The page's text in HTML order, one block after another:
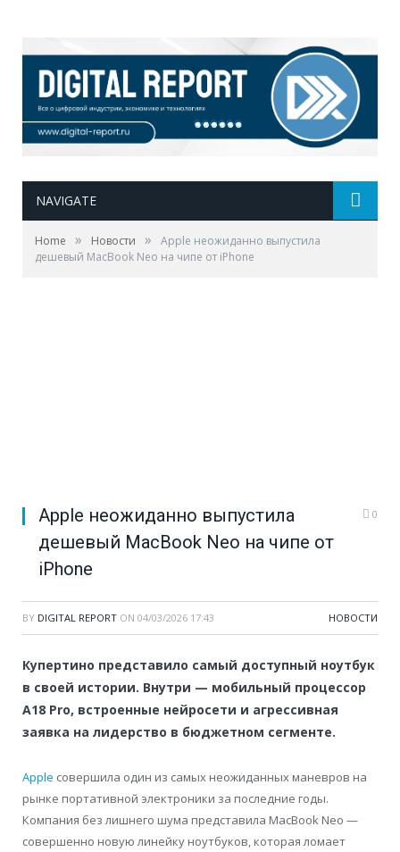
NAVIGATE
Home » Новости »
Apple неожиданно выпустила
дешевый MacBook Neo на чипе от iPhone
Apple неожиданно выпустила
дешевый MacBook Neo на чипе от
iPhone
0
BY DIGITAL REPORT ON 04/03/2026 17:43 НОВОСТИ
Купертино представило самый доступный ноутбук
в своей истории. Внутри — мобильный процессор
A18 Pro, встроенные нейросети и агрессивная
заявка на лидерство в бюджетном сегменте.
Apple совершила один из самых неожиданных маневров на
рынке портативной электроники за последние годы.
Компания без лишнего шума представила MacBook Neo —
совершенно новую линейку ноутбуков, которая ломает